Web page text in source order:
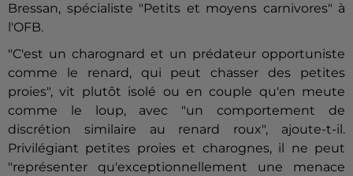
Bressan, spécialiste "Petits et moyens carnivores" à
l'OFB.
"C'est un charognard et un prédateur opportuniste
comme le renard, qui peut chasser des petites
proies", vit plutôt isolé ou en couple qu'en meute
comme le loup, avec "un comportement de
discrétion similaire au renard roux", ajoute-t-il.
Privilégiant petites proies et charognes, il ne peut
"représenter qu'exceptionnellement une menace